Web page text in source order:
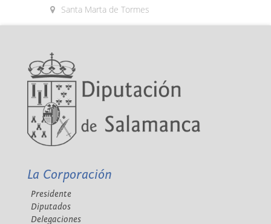
Santa Marta de Tormes
La Corporación
Presidente
Diputados
Delegaciones